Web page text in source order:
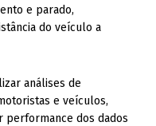
e parado,
do veículo a
análises de
e veículos,
performance dos dados